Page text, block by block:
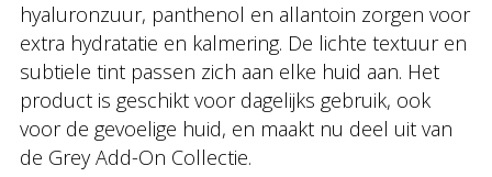
hyaluronzuur, panthenol en allantoin zorgen voor
extra hydratatie en kalmering. De lichte textuur en
subtiele tint passen zich aan elke huid aan. Het
product is geschikt voor dagelijks gebruik, ook
voor de gevoelige huid, en maakt nu deel uit van
de Grey Add-On Collectie.